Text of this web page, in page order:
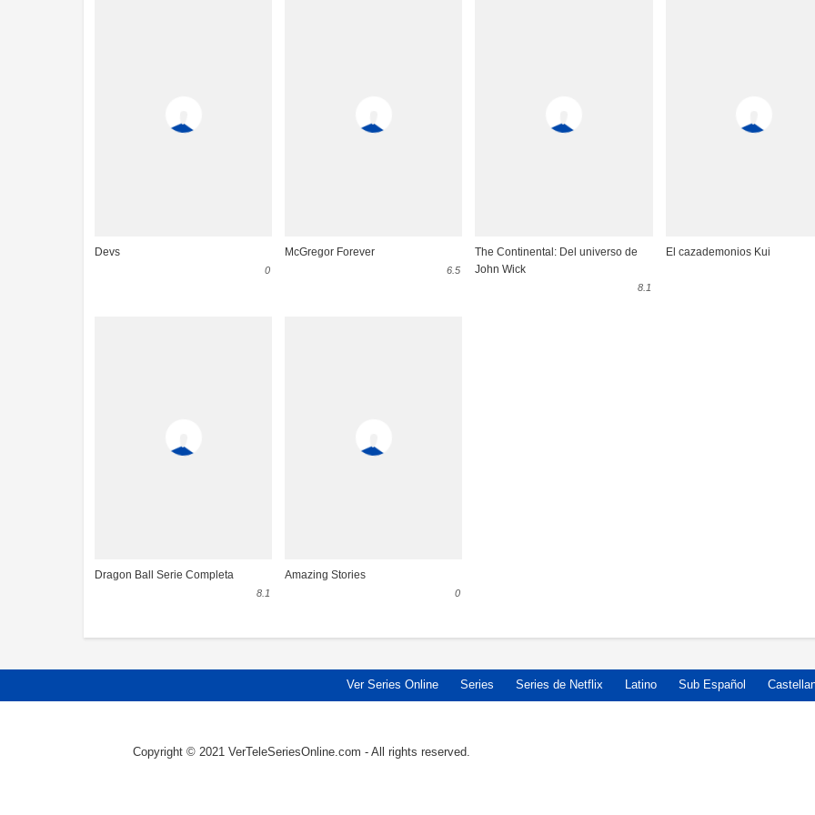
Devs
0
McGregor Forever
6.5
The Continental: Del universo de
John Wick
8.1
El cazademonios Kui
Dragon Ball Serie Completa
8.1
Amazing Stories
0
Ver Series Online Series Series de Netflix Latino Sub Español
Copyright © 2021 VerTeleSeriesOnline.com - All rights reserved.